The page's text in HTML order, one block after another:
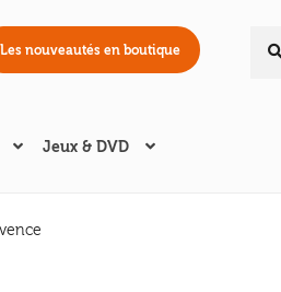
Les nouveautés en boutique
pour
Jeux & DVD